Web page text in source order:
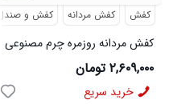
کفش کفش مردانه کفش و صندل
کفش مردانه روزمره چرم مصنوعی
50920
۲,۶۰۹,۰۰۰ تومان
خرید سریع